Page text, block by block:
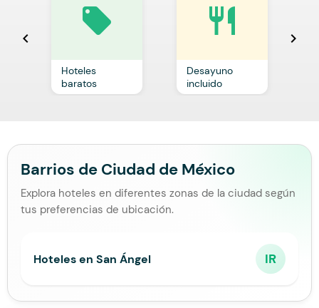
chevron_left
local_offer
Hoteles
baratos
restaurant
Desayuno
incluido
chevron_right
Barrios de Ciudad de México
Explora hoteles en diferentes zonas de la ciudad según
tus preferencias de ubicación.
Hoteles en San Ángel IR